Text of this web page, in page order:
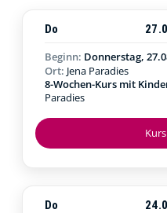
Do
Beginn: Donnerstag,
Ort: Jena Paradies
8-Wochen-Kurs mit
Paradies
Do